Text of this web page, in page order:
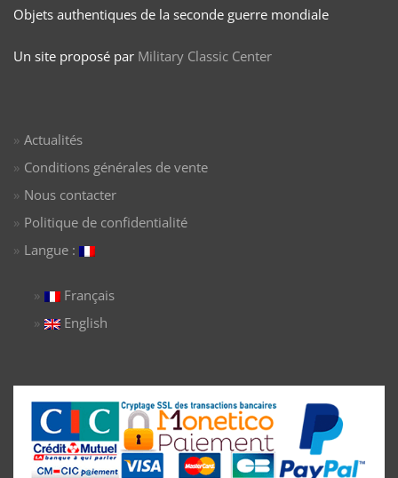
Objets authentiques de la seconde guerre mondiale
Un site proposé par Military Classic Center
Actualités
Conditions générales de vente
Nous contacter
Politique de confidentialité
Langue :
Français
English